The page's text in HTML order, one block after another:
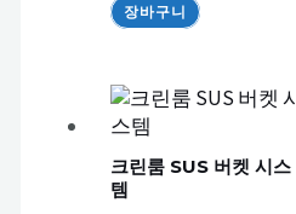
장바구니
크린룸 SUS 버켓 시스
템